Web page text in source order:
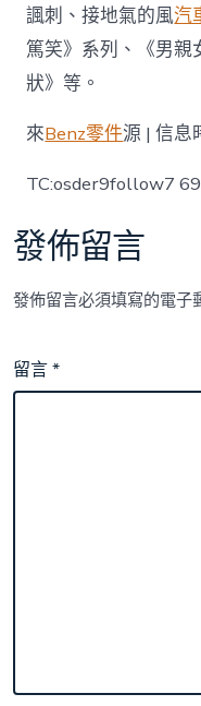
諷刺、接地氣的風汽
篤笑》系列、《男親
狀》等。
來Benz零件源 | 信息
TC:osder9follow7
發佈留言
發佈留言必須填寫的電子
留言*